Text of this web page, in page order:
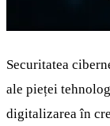
Securitatea
ale pieței
digitalizarea în